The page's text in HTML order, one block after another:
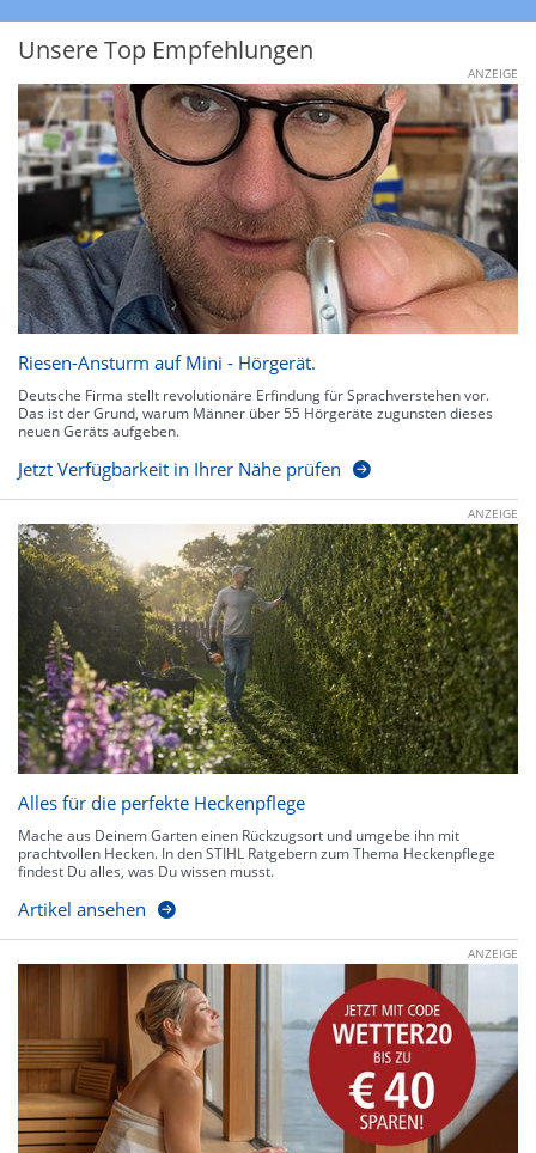
Unsere Top Empfehlungen
ANZEIGE
Riesen-Ansturm auf Mini - Hörgerät.
Deutsche Firma stellt revolutionäre Erfindung für Sprachverstehen vor.
Das ist der Grund, warum Männer über 55 Hörgeräte zugunsten dieses
neuen Geräts aufgeben.
Jetzt Verfügbarkeit in Ihrer Nähe prüfen
ANZEIGE
Alles für die perfekte Heckenpflege
Mache aus Deinem Garten einen Rückzugsort und umgebe ihn mit
prachtvollen Hecken. In den STIHL Ratgebern zum Thema Heckenpflege
findest Du alles, was Du wissen musst.
Artikel ansehen
ANZEIGE